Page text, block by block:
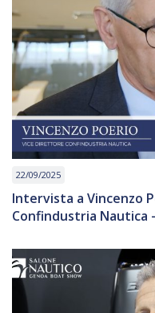
22/09/2025
Intervista a Vincenzo
Confindustria Nautica